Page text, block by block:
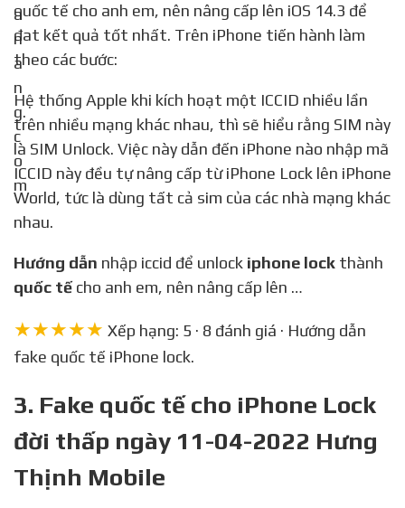
quốc tế cho anh em, nên nâng cấp lên iOS 14.3 để
đat kết quả tốt nhất. Trên iPhone tiến hành làm
theo các bước:
Hệ thống Apple khi kích hoạt một ICCID nhiều lần
trên nhiều mạng khác nhau, thì sẽ hiểu rằng SIM này
là SIM Unlock. Việc này dẫn đến iPhone nào nhập mã
ICCID này đều tự nâng cấp từ iPhone Lock lên iPhone
World, tức là dùng tất cả sim của các nhà mạng khác
nhau.
Hướng dẫn nhập iccid để unlock iphone lock thành
quốc tếcho anh em, nên nâng cấp lên …
★★★★★ Xếp hạng: 5 · 8 đánh giá · Hướng dẫn
fake quốc tế iPhone lock.
3. Fake quốc tế cho iPhone Lock
đời thấp ngày 11-04-2022 Hưng
Thịnh Mobile